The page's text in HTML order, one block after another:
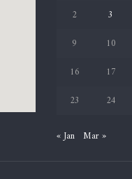
2
3
9
10
16
17
23
24
« Jan Mar »